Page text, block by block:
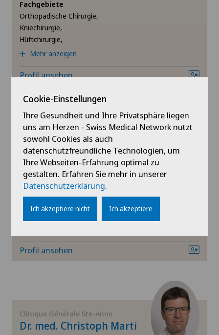
Knieprothese | Künstliches Kniegelenk
Knochendichtemessung (Osteodensitometrie)
Knorpelschaden
Morton Neurom
Mund- Kiefer- und Gesichtschirurgie
Neurochirurgie
Neurologie
Orthopädische Chirurgie
ROSA®
Fachgebiete
Orthopädische Chirurgie,
Kniechirurgie,
Hüftchirurgie,
Mehr anzeigen
Profil ansehen
Clinique Générale Ste-Anne
Dr. med. Houssemeddine
Kouki
Fachgebiete
Orthopädische Chirurgie,
Hüftchirurgie,
Profil ansehen
Clinique Générale Ste-Anne
Dr. med. Christoph Marti
Cookie-Einstellungen
Ihre Gesundheit und Ihre Privatsphäre liegen
uns am Herzen - Swiss Medical Network nutzt
sowohl Cookies als auch
datenschutzfreundliche Technologien, um
Ihre Webseiten-Erfahrung optimal zu
gestalten. Erfahren Sie mehr in unserer
Datenschutzerklärung.
Ich akzeptiere nicht Ich akzeptiere